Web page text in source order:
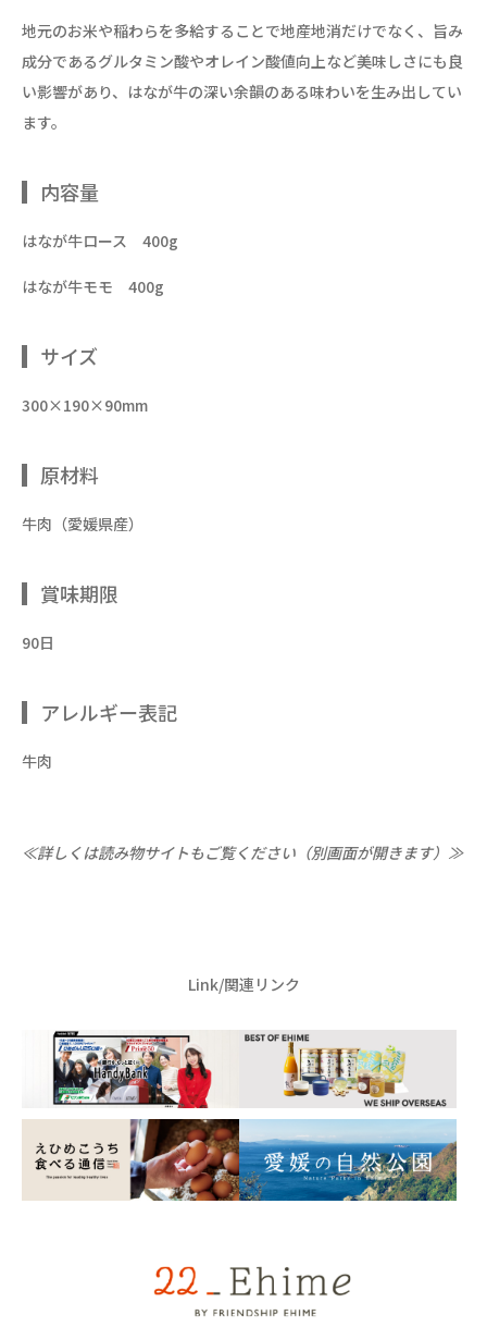
地元のお米や稲わらを多給することで地産地消だけでなく、旨み
成分であるグルタミン酸やオレイン酸値向上など美味しさにも良
い影響があり、はなが牛の深い余韻のある味わいを生み出してい
ます。
内容量
はなが牛ロース 400g
はなが牛モモ 400g
サイズ
300×190×90mm
原材料
牛肉（愛媛県産）
賞味期限
90日
アレルギー表記
牛肉
≪詳しくは読み物サイトもご覧ください（別画面が開きます）≫
Link/関連リンク